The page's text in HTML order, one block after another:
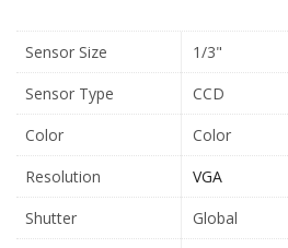
Sensor Size
1/3"
Sensor Type
CCD
Color
Color
Resolution
VGA
Shutter
Global